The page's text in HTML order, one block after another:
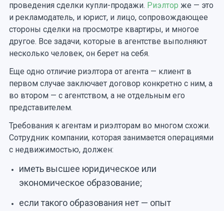
проведения сделки купли-продажи. Риэлтор же — это
и рекламодатель, и юрист, и лицо, сопровождающее
стороны сделки на просмотре квартиры, и многое
другое. Все задачи, которые в агентстве выполняют
несколько человек, он берет на себя.
Еще одно отличие риэлтора от агента — клиент в
первом случае заключает договор конкретно с ним, а
во втором — с агентством, а не отдельным его
представителем.
Требования к агентам и риэлторам во многом схожи.
Сотрудник компании, которая занимается операциями
с недвижимостью, должен:
иметь высшее юридическое или
экономическое образование;
если такого образования нет — опыт